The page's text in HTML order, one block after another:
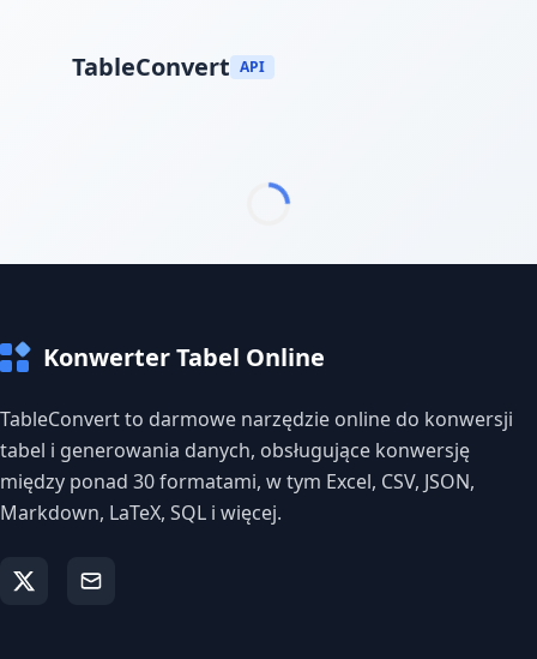
TableConvert API
Konwerter Tabel Online
TableConvert to darmowe narzędzie online do konwersji
tabel i generowania danych, obsługujące konwersję
między ponad 30 formatami, w tym Excel, CSV, JSON,
Markdown, LaTeX, SQL i więcej.